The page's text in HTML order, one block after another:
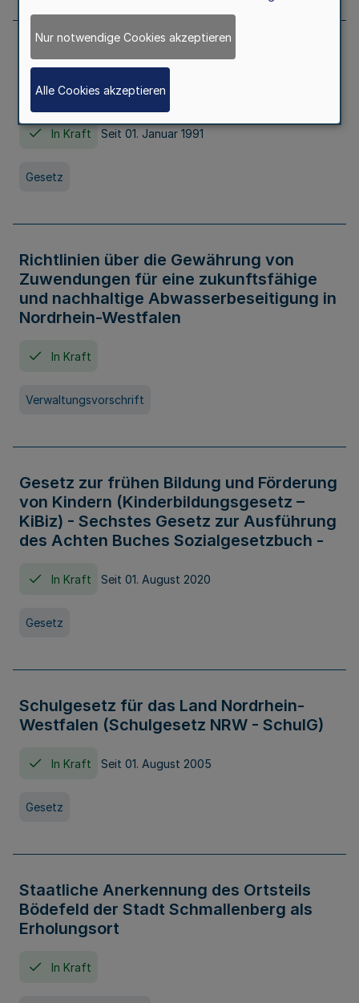
Erstes Gesetz zur Ausführung des
Kinder- und Jugendhilfegesetzes - AG -
KJHG -
In Kraft Seit 01. Januar 1991
Gesetz
Richtlinien über die Gewährung von
Zuwendungen für eine zukunftsfähige
und nachhaltige Abwasserbeseitigung in
Nordrhein-Westfalen
In Kraft
Verwaltungsvorschrift
Gesetz zur frühen Bildung und Förderung
von Kindern (Kinderbildungsgesetz –
KiBiz) - Sechstes Gesetz zur Ausführung
des Achten Buches Sozialgesetzbuch -
In Kraft Seit 01. August 2020
Gesetz
Schulgesetz für das Land Nordrhein-
Westfalen (Schulgesetz NRW - SchulG)
In Kraft Seit 01. August 2005
Gesetz
Staatliche Anerkennung des Ortsteils
Bödefeld der Stadt Schmallenberg als
Erholungsort
In Kraft
Nur notwendige Cookies akzeptieren
Alle Cookies akzeptieren